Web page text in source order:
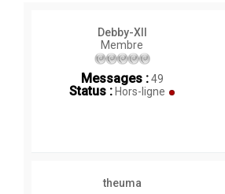
Debby-XII
Membre
Messages :49
Status : Hors-ligne
theuma